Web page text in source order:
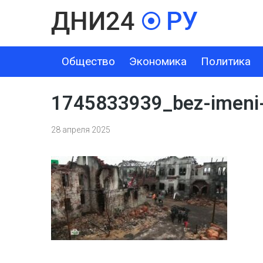
Общество Экономика Политика
ЭКОНОМИКА ПОЛИТИКА ШОУ-БИЗНЕС
1745833939_bez-
28 апреля 2025